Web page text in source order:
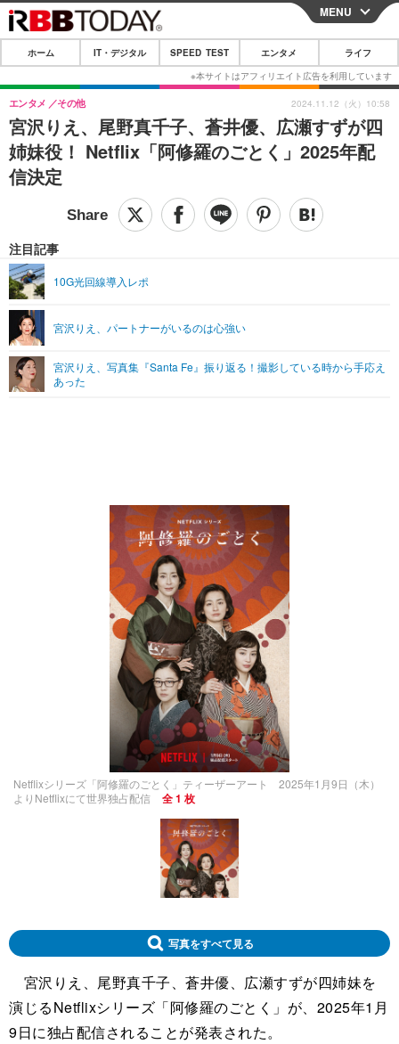
CLOSE
ホーム
IT・デジタル
IT・デジタルTOP スマートフォン
ガジェット・ツール
ショッピング その他
SPEED TEST
エンタメ
エンタメTOP 映画・ドラマ
音楽
ペット
リリース一覧
プッシュ通知の停止方法
MENU
ホーム IT・デジタル SPEED TEST エンタメ ライフ
宮沢りえ、尾野真千子、蒼井優、広瀬すずが四
姉妹役！ Netflix「阿修羅のごとく」2025年配
信決定
エンタメ その他
注目記事
10G光回線導入レポ
宮沢りえ、パートナーがいるのは心強い
宮沢りえ、写真集『Santa Fe』振り返る！撮影している時から手応え
あった
2024.11.12（火）10:58
Netflixシリーズ「阿修羅のごとく」ティーザーアート 2025年1月9日（木）
よりNetflixにて世界独占配信
全 1 枚
写真をすべて見る
宮沢りえ、尾野真千子、蒼井優、広瀬すずが四姉妹を
演じるNetflixシリーズ「阿修羅のごとく」が、2025年1月
9日に独占配信されることが発表された。